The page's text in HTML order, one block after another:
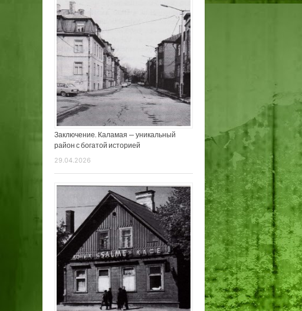
Заключение. Каламая — уникальный
район с богатой историей
29.04.2026